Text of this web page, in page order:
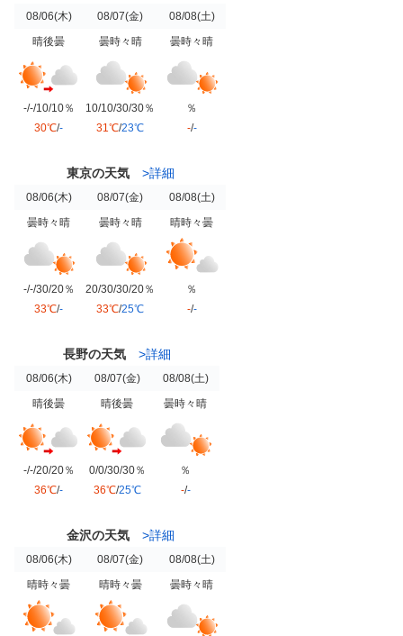
08/06(木) 08/07(金) 08/08(土)
晴後曇
-/-/10/10％
30℃/-
曇時々晴
10/10/30/30％
31℃/23℃
曇時々晴
％
-/-
東京の天気 >詳細
08/06(木) 08/07(金) 08/08(土)
曇時々晴
-/-/30/20％
33℃/-
曇時々晴
20/30/30/20％
33℃/25℃
晴時々曇
％
-/-
長野の天気 >詳細
08/06(木) 08/07(金) 08/08(土)
晴後曇
-/-/20/20％
36℃/-
晴後曇
0/0/30/30％
36℃/25℃
曇時々晴
％
-/-
金沢の天気 >詳細
08/06(木) 08/07(金) 08/08(土)
晴時々曇
晴時々曇 曇時々晴